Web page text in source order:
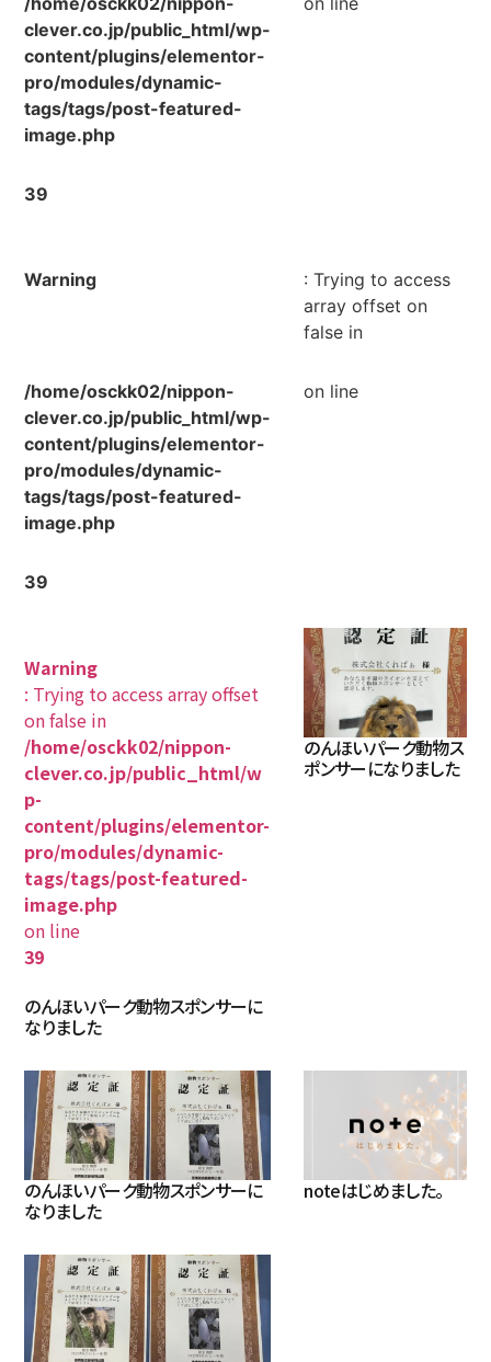
clever.co.jp/public_html/wp-
content/plugins/elementor-
pro/modules/dynamic-
tags/tags/post-featured-
image.php
39
Warning
: Trying to access
array offset on
false in
/home/osckk02/nippon-
clever.co.jp/public_html/wp-
content/plugins/elementor-
pro/modules/dynamic-
tags/tags/post-featured-
image.php
on line
39
Warning
: Trying to access array offset
on false in
/home/osckk02/nippon-
clever.co.jp/public_html/w
p-
content/plugins/elementor-
pro/modules/dynamic-
tags/tags/post-featured-
image.php
on line
39
のんほいパーク動物スポンサーに
なりました
のんほいパーク動物ス
ポンサーになりました
のんほいパーク動物スポンサーに
なりました
noteはじめました。